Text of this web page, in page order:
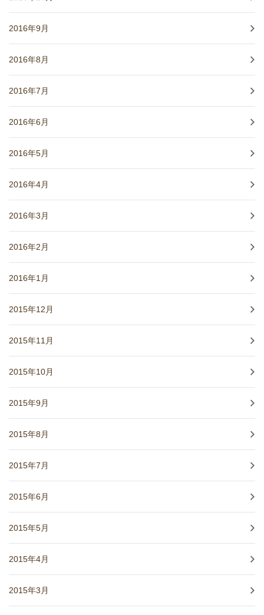
2016年9月
2016年8月
2016年7月
2016年6月
2016年5月
2016年4月
2016年3月
2016年2月
2016年1月
2015年12月
2015年11月
2015年10月
2015年9月
2015年8月
2015年7月
2015年6月
2015年5月
2015年4月
2015年3月